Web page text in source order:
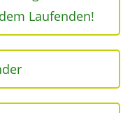
Laufenden!